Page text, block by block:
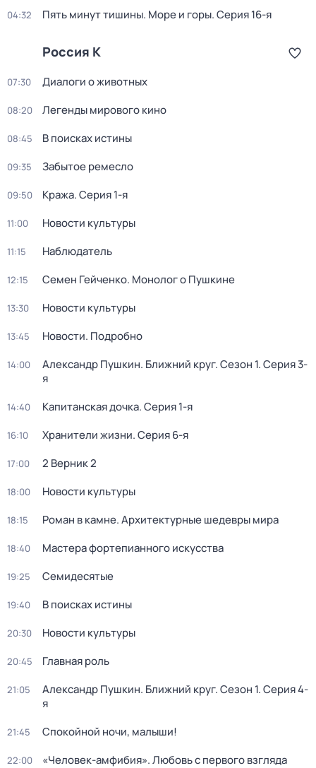
04:32 Пять минут тишины. Море и горы. Серия 16-я
Россия К
07:30 Диалоги о животных
08:20 Легенды мирового кино
08:45 В поисках истины
09:35 Забытое ремесло
09:50 Кража. Серия 1-я
11:00 Новости культуры
11:15 Наблюдатель
12:15 Семен Гейченко. Монолог о Пушкине
13:30 Новости культуры
13:45 Новости. Подробно
14:00 Александр Пушкин. Ближний круг. Сезон 1. Серия 3-
я
14:40 Капитанская дочка. Серия 1-я
16:10 Хранители жизни. Серия 6-я
17:00 2 Верник 2
18:00 Новости культуры
18:15 Роман в камне. Архитектурные шедевры мира
18:40 Мастера фортепианного искусства
19:25 Семидесятые
19:40 В поисках истины
20:30 Новости культуры
20:45 Главная роль
21:05 Александр Пушкин. Ближний круг. Сезон 1. Серия 4-
я
21:45 Спокойной ночи, малыши!
22:00 «Человек-амфибия». Любовь с первого взгляда